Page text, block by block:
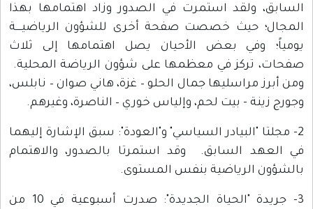
السابق، ولقد استمرت في الصدور وزاد اهتمامها بهذا
المجال؛ حيث خصصت صفحة أخرى للشؤون الرياضيــــة
يومياً؛ وفي بعض الأحيان يصل اهتمامها إلى ثلاث
صفحات، تركز في معظمها على شؤون الرياضة المحلية.
ومن أبرز مراسليها جمال الحلو – غزة، هاني صوان – نابلس،
وجورج زينة - بيت لحم، وإلياس خوري – الناصرة، وغيرهم.
2- مجلتا "البيادر السياسي" و"العودة": سبق الإشارة إليهما
في العهد السابق. وقد استمرتا بالصدور، والاهتمام
بالشؤون الرياضية بنفس المستوى.
3- جريدة "الحياة الجديدة": صدرت أسبوعية في 10 من